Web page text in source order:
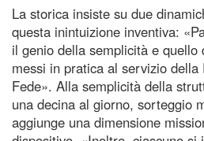
La storica insiste su due
questa inintuizione inventiva:
il genio della semplicità e
messi in pratica al servizio della
Fede». Alla semplicità della
una decina al giorno, sorteggio
aggiunge una dimensione